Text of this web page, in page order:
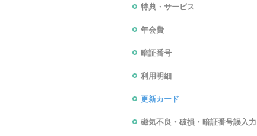
特典・サービス
年会費
暗証番号
利用明細
更新カード
磁気不良・破損・暗証番号誤入力